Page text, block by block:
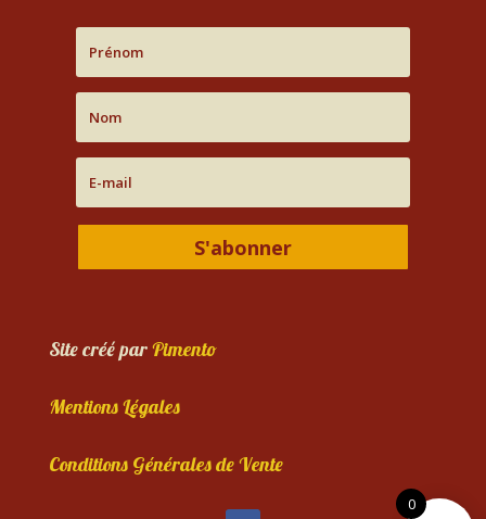
S'abonner
Site créé parPimento
Mentions Légales
Conditions Générales de Vente
0